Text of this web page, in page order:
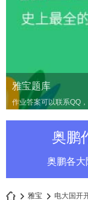
雅宝题库
作业答案可以联系QQ
奥鹏
奥鹏各大
雅宝 电大国开